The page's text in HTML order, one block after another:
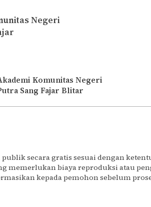
Negeri
Komunitas Negeri
Sang Fajar Blitar
secara gratis sesuai dengan
memerlukan biaya reproduksi atau
kepada pemohon sebelum